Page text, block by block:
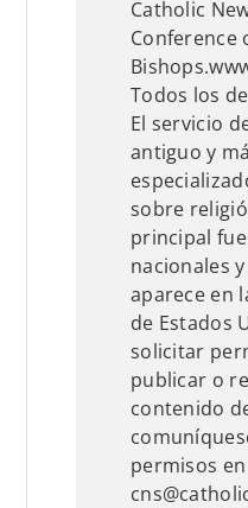
Catholic
Conference
Todos los
El servicio
antiguo y
sobre
principal
nacionales
aparece en
de Estados
solicitar
publicar o
contenido
permisos en